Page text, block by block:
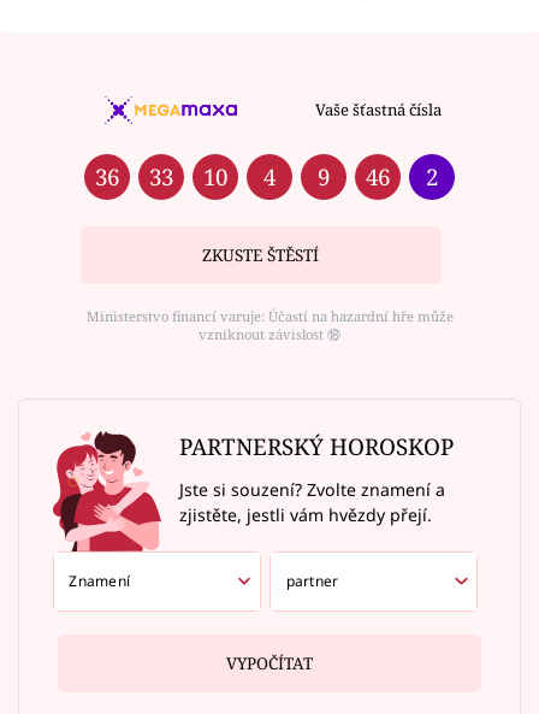
Vaše šťastná čísla
36 33 10 4 9 46 2
ZKUSTE ŠTĚSTÍ
Ministerstvo financí varuje: Účastí na hazardní hře může
vzniknout závislost ⑱
PARTNERSKÝ HOROSKOP
Jste si souzení? Zvolte znamení a
zjistěte, jestli vám hvězdy přejí.
VYPOČÍTAT